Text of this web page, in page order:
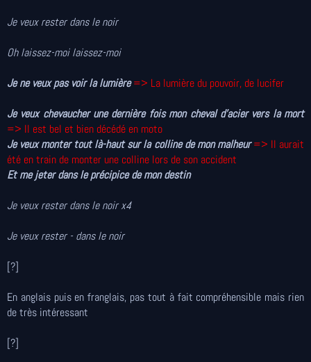
Je veux rester dans le noir
Oh laissez-moi laissez-moi
Je ne veux pas voir la lumière => La lumière du pouvoir, de lucifer
Je veux chevaucher une dernière fois mon cheval d'acier vers la mort
=> Il est bel et bien décédé en moto
Je veux monter tout là-haut sur la colline de mon malheur => Il aurait
été en train de monter une colline lors de son accident
Et me jeter dans le précipice de mon destin
Je veux rester dans le noir x4
Je veux rester - dans le noir
[?]
En anglais puis en franglais, pas tout à fait compréhensible mais rien
de très intéressant
[?]